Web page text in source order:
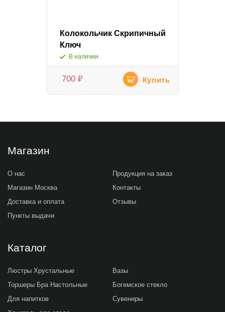
Колокольчик Скрипичный
Ключ
В наличии
700 ₽ Купить
Магазин
О нас
Магазин Москва
Доставка и оплата
Пункты выдачи
Продукция на заказ
Контакты
Отзывы
Каталог
Люстры Хрустальные
Торшеры Бра Настольные
Для напитков
Вазы
Богемское стекло
Сувениры